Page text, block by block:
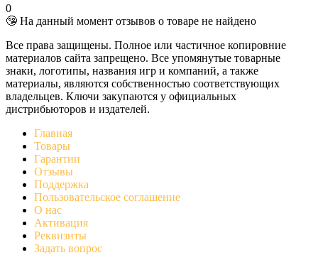
0
🤥 На данный момент отзывов о товаре не найдено
Все права защищены. Полное или частичное копировние
материалов сайта запрещено. Все упомянутые товарные
знаки, логотипы, названия игр и компаний, а также
материалы, являются собственностью соответствующих
владельцев. Ключи закупаются у официальных
дистрибьюторов и издателей.
Главная
Товары
Гарантии
Отзывы
Поддержка
Пользовательское соглашение
О нас
Активация
Реквизиты
Задать вопрос